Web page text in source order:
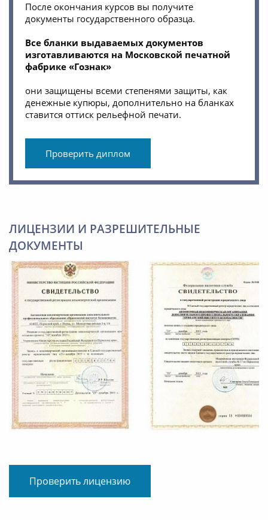
После окончания курсов вы получите
документы государственного образца.
Все бланки выдаваемых документов
изготавливаются на Московской печатной
фабрике «Гознак»
они защищены всеми степенями защиты, как
денежные купюры, дополнительно на бланках
ставится оттиск рельефной печати.
Проверить диплом
ЛИЦЕНЗИИ И РАЗРЕШИТЕЛЬНЫЕ
ДОКУМЕНТЫ
Проверить лицензию